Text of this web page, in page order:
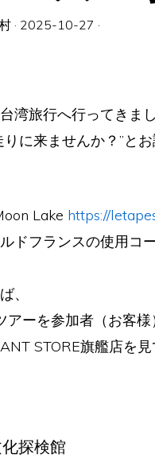
· 2025-10-27 ·
湾旅行へ行ってき
に来ませんか？”と
Lake https://
ドフランスの使用コ
、
ーを参加者（お客様
STORE旗艦店を見
探検館